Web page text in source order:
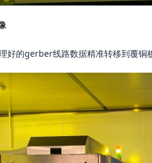
好的gerber线路数据精准转移到覆铜